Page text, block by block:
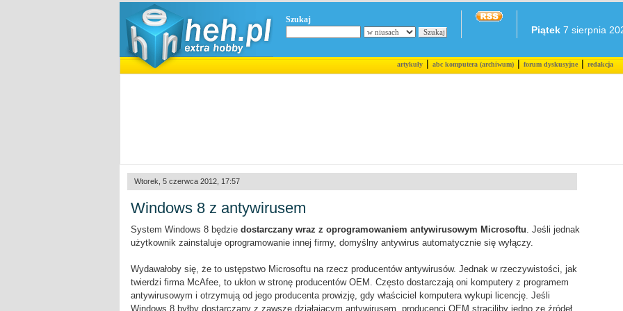
Szukaj
Piątek 7 sierpnia
artykuły|abc komputera (archiwum)|forum dyskusyjne|redakcja
Wtorek, 5 czerwca 2012, 17:57
Windows 8 z antywirusem
System Windows 8 będzie dostarczany wraz z oprogramowaniem antywirusowym Microsoftu. Jeśli jednak
użytkownik zainstaluje oprogramowanie innej firmy, domyślny antywirus automatycznie się wyłączy.
Wydawałoby się, że to ustępstwo Microsoftu na rzecz producentów antywirusów. Jednak w rzeczywistości, jak
twierdzi firma McAfee, to ukłon w stronę producentów OEM. Często dostarczają oni komputery z programem
antywirusowym i otrzymują od jego producenta prowizję, gdy właściciel komputera wykupi licencję. Jeśli
Windows 8 byłby dostarczany z zawsze działającym antywirusem, producenci OEM straciliby jedno ze źródeł